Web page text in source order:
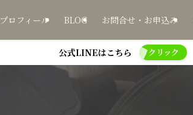
プロフィール BLOG お問合せ・お申込み
公式LINEはこちら クリック